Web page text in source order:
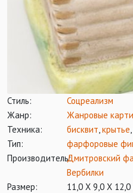
Стиль:
Соцреализм
Жанр:
Жанровые
Техника:
бисквит,крытье,
Тип:
фарфоровые
Производитель:Дмитровский
Вербилки
Размер:
11,0 Х 9,0 Х 12,0